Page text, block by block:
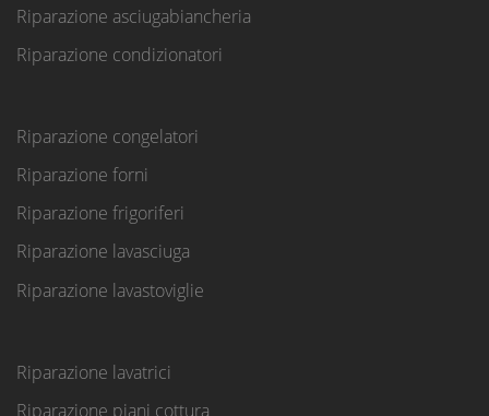
Riparazione asciugabiancheria
Riparazione condizionatori
Riparazione congelatori
Riparazione forni
Riparazione frigoriferi
Riparazione lavasciuga
Riparazione lavastoviglie
Riparazione lavatrici
Riparazione piani cottura